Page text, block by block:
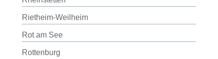
Rietheim-Weilheim
Rot am See
Rottenburg